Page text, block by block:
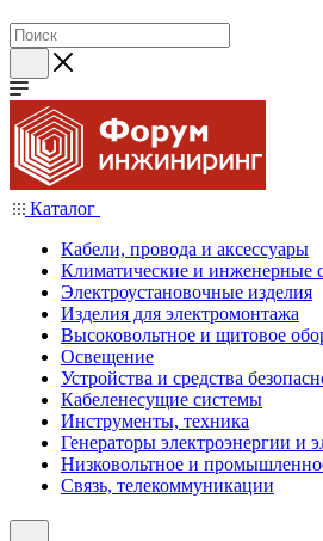
Каталог
Кабели, провода и аксессуары
Климатические и инженерные
Электроустановочные изделия
Изделия для электромонтажа
Высоковольтное и щитовое
Освещение
Устройства и средства
Кабеленесущие системы
Инструменты, техника
Генераторы электроэнергии и
Низковольтное и
Связь, телекоммуникации